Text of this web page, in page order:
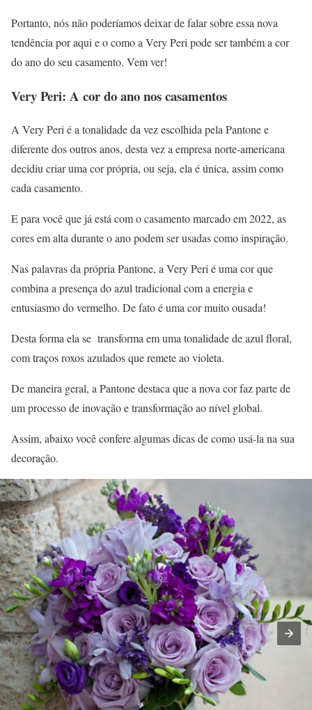
Portanto, nós não poderíamos deixar de falar sobre essa nova
tendência por aqui e o como a Very Peri pode ser também a cor
do ano do seu casamento. Vem ver!
Very Peri: A cor do ano nos casamentos
A Very Peri é a tonalidade da vez escolhida pela Pantone e
diferente dos outros anos, desta vez a empresa norte-americana
decidiu criar uma cor própria, ou seja, ela é única, assim como
cada casamento.
E para você que já está com o casamento marcado em 2022, as
cores em alta durante o ano podem ser usadas como inspiração.
Nas palavras da própria Pantone, a Very Peri é uma cor que
combina a presença do azul tradicional com a energia e
entusiasmo do vermelho. De fato é uma cor muito ousada!
Desta forma ela se transforma em uma tonalidade de azul floral,
com traços roxos azulados que remete ao violeta.
De maneira geral, a Pantone destaca que a nova cor faz parte de
um processo de inovação e transformação ao nível global.
Assim, abaixo você confere algumas dicas de como usá-la na sua
decoração.